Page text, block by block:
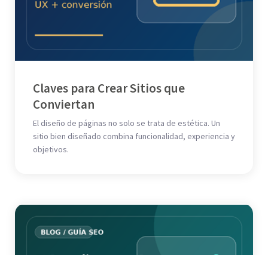
Claves para Crear Sitios que
Conviertan
El diseño de páginas no solo se trata de estética. Un
sitio bien diseñado combina funcionalidad, experiencia y
objetivos.